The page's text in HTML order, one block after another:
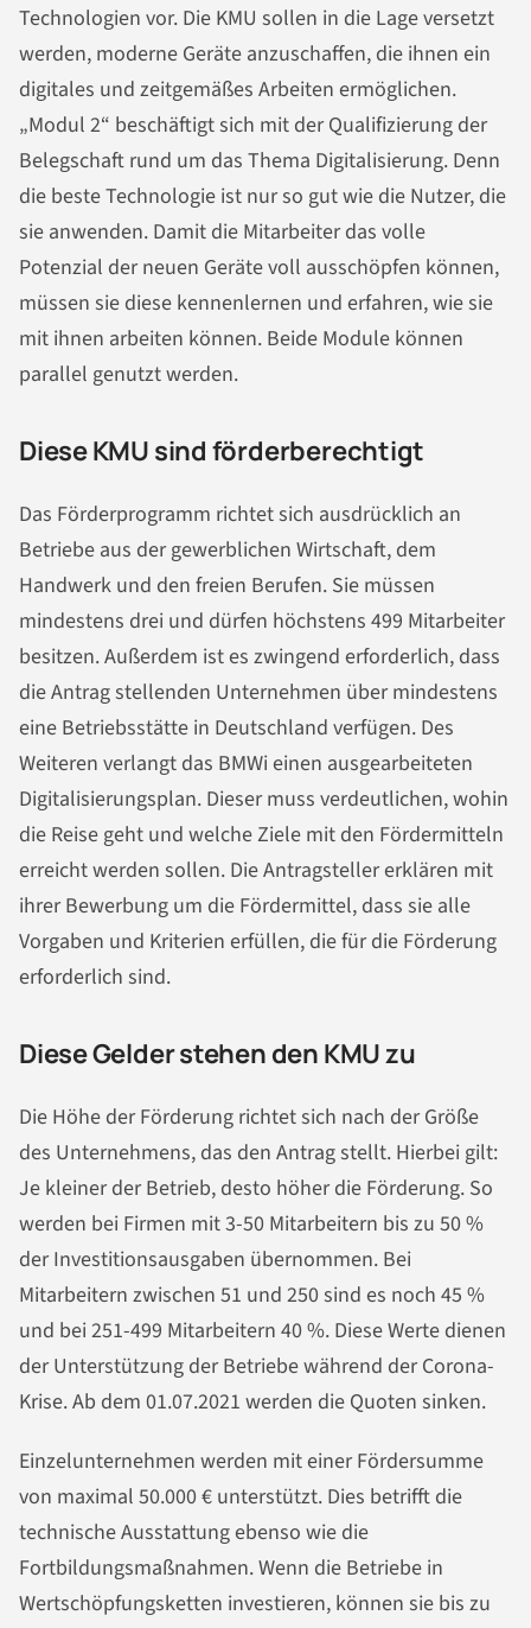
Technologien vor. Die KMU sollen in die Lage versetzt
werden, moderne Geräte anzuschaffen, die ihnen ein
digitales und zeitgemäßes Arbeiten ermöglichen.
„Modul 2“ beschäftigt sich mit der Qualifizierung der
Belegschaft rund um das Thema Digitalisierung. Denn
die beste Technologie ist nur so gut wie die Nutzer, die
sie anwenden. Damit die Mitarbeiter das volle
Potenzial der neuen Geräte voll ausschöpfen können,
müssen sie diese kennenlernen und erfahren, wie sie
mit ihnen arbeiten können. Beide Module können
parallel genutzt werden.
Diese KMU sind förderberechtigt
Das Förderprogramm richtet sich ausdrücklich an
Betriebe aus der gewerblichen Wirtschaft, dem
Handwerk und den freien Berufen. Sie müssen
mindestens drei und dürfen höchstens 499 Mitarbeiter
besitzen. Außerdem ist es zwingend erforderlich, dass
die Antrag stellenden Unternehmen über mindestens
eine Betriebsstätte in Deutschland verfügen. Des
Weiteren verlangt das BMWi einen ausgearbeiteten
Digitalisierungsplan. Dieser muss verdeutlichen, wohin
die Reise geht und welche Ziele mit den Fördermitteln
erreicht werden sollen. Die Antragsteller erklären mit
ihrer Bewerbung um die Fördermittel, dass sie alle
Vorgaben und Kriterien erfüllen, die für die Förderung
erforderlich sind.
Diese Gelder stehen den KMU zu
Die Höhe der Förderung richtet sich nach der Größe
des Unternehmens, das den Antrag stellt. Hierbei gilt:
Je kleiner der Betrieb, desto höher die Förderung. So
werden bei Firmen mit 3-50 Mitarbeitern bis zu 50 %
der Investitionsausgaben übernommen. Bei
Mitarbeitern zwischen 51 und 250 sind es noch 45 %
und bei 251-499 Mitarbeitern 40 %. Diese Werte dienen
der Unterstützung der Betriebe während der Corona-
Krise. Ab dem 01.07.2021 werden die Quoten sinken.
Einzelunternehmen werden mit einer Fördersumme
von maximal 50.000 € unterstützt. Dies betrifft die
technische Ausstattung ebenso wie die
Fortbildungsmaßnahmen. Wenn die Betriebe in
Wertschöpfungsketten investieren, können sie bis zu